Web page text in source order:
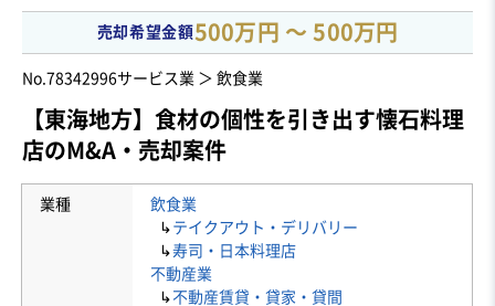
売却希望金額500万円 〜 500万円
No.78342996サービス業 ＞ 飲食業
【東海地方】食材の個性を引き出す懐石料理
店のM&A・売却案件
業種
飲食業
↳ テイクアウト・デリバリー
↳寿司・日本料理店
不動産業
↳ 不動産賃貸・貸家・貸間